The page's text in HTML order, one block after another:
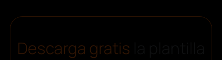
Descarga gratis